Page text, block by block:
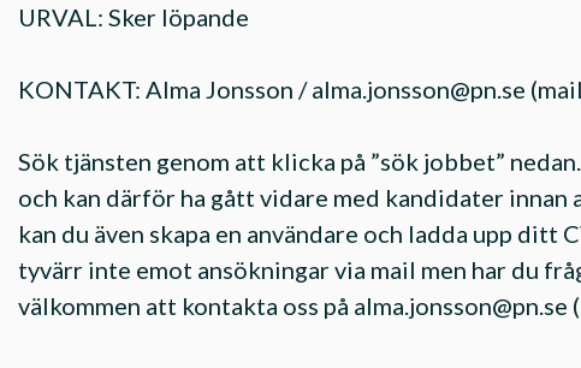
URVAL: Sker löpande
KONTAKT: Alma Jonsson /alma.jonsson@pn.se
Sök tjänsten genom att klicka på ”sök jobbet”
och kan därför ha gått vidare med kandidater innan
kan du även skapa en användare och ladda upp ditt
tyvärr inte emot ansökningar via mail men har du
välkommen att kontakta oss på alma.jonsson@pn.se